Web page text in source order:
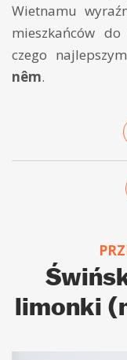
Wietnamu
mieszkańców
czego
nêm.
limonki